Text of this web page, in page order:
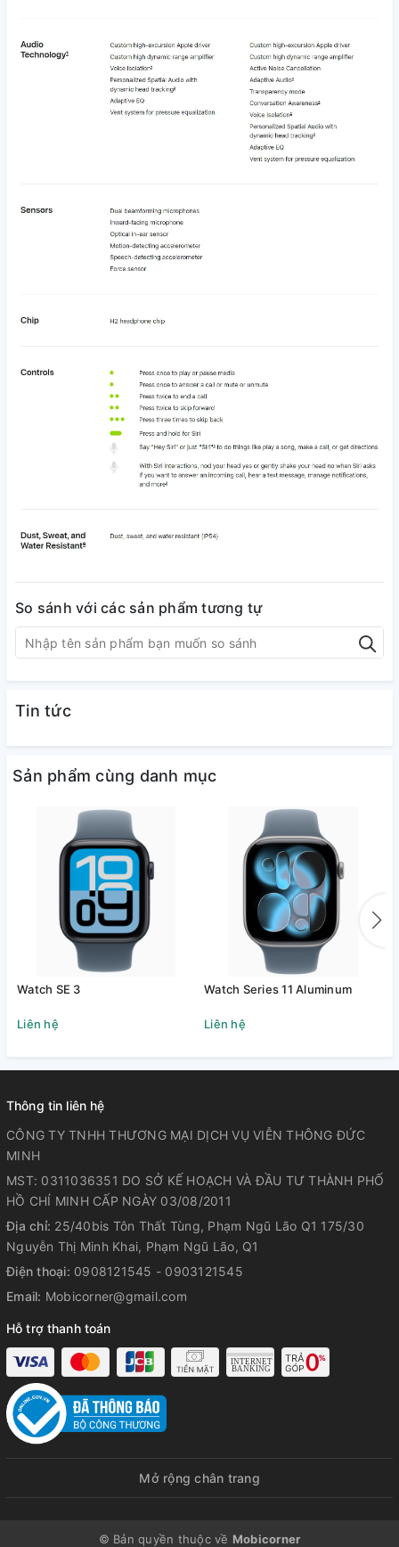
So sánh với các sản phẩm tương tự
Tin tức
Sản phẩm cùng danh mục
Watch SE 3
Liên hệ
Watch Series 11 Aluminum
Liên hệ
Thông tin liên hệ
CÔNG TY TNHH THƯƠNG MẠI DỊCH VỤ VIỄN THÔNG ĐỨC
MINH
MST: 0311036351 DO SỞ KẾ HOẠCH VÀ ĐẦU TƯ THÀNH PHỐ
HỒ CHÍ MINH CẤP NGÀY 03/08/2011
Địa chỉ: 25/40bis Tôn Thất Tùng, Phạm Ngũ Lão Q1 175/30
Nguyễn Thị Minh Khai, Phạm Ngũ Lão, Q1
Điện thoại: 0908121545 - 0903121545
Email: Mobicorner@gmail.com
Hỗ trợ thanh toán
Mở rộng chân trang
© Bản quyền thuộc về Mobicorner